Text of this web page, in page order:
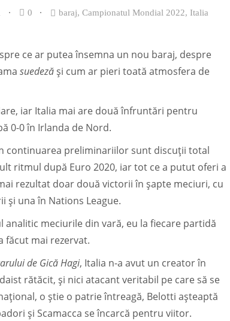
0 baraj, Campionatul Mondial 2022, Italia
ce ar putea însemna un nou baraj, despre
suedeză și cum ar pieri toată atmosfera de
iar Italia mai are două înfruntări pentru
0-0 în Irlanda de Nord.
continuarea preliminariilor sunt discuții total
ritmul după Euro 2020, iar tot ce a putut oferi a
rezultat doar două victorii în șapte meciuri, cu
și una în Nations League.
meciurile din vară, eu la fiecare partidă
făcut mai rezervat.
de Gică Hagi, Italia n-a avut un creator în
rătăcit, și nici atacant veritabil pe care să se
o știe o patrie întreagă, Belotti așteaptă
și Scamacca se încarcă pentru viitor.